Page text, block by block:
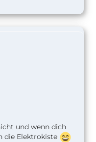
und wenn dich
die Elektrokiste